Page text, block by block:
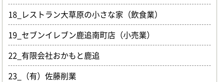
18_レストラン大草原の小さな家（飲食業）
19_セブンイレブン鹿追南町店（小売業）
22_有限会社おかもと鹿追
23_（有）佐藤削業